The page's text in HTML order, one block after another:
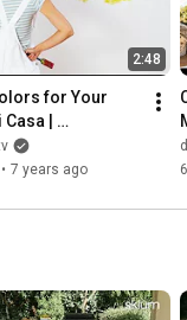
2:48
for Your
|
• 7 years ago